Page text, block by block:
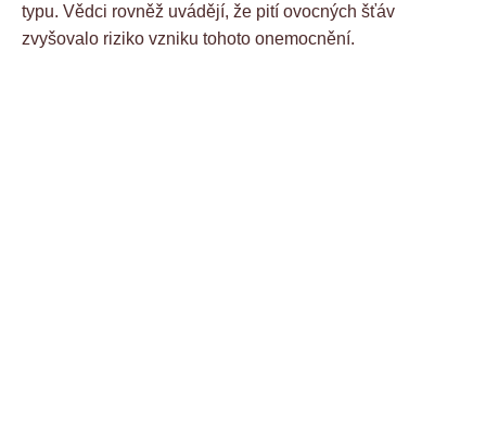
typu. Vědci rovněž uvádějí, že pití ovocných šťáv
zvyšovalo riziko vzniku tohoto onemocnění.